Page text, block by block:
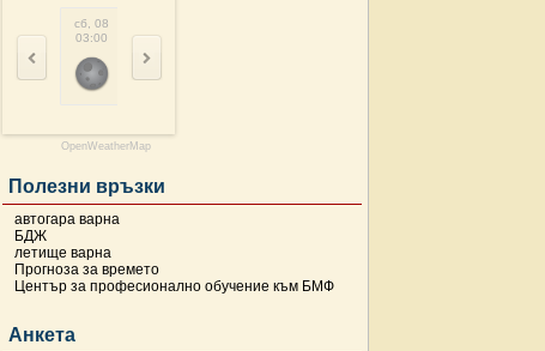
сб, 08
03:00
06:00
OpenWeatherMap
Полезни връзки
автогара варна
БДЖ
летище варна
Прогноза за времето
Център за професионално обучение към БМФ
Анкета